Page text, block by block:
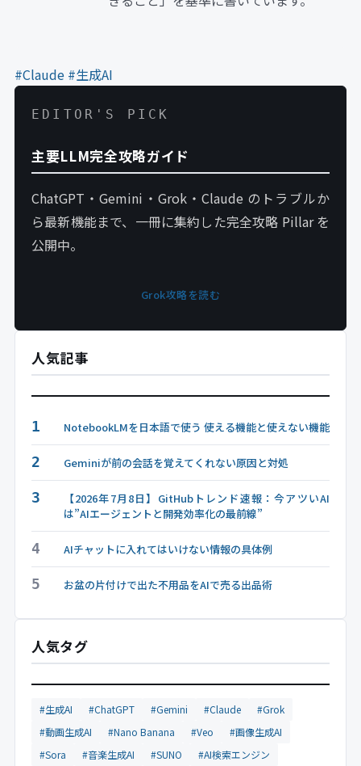
#Claude #生成AI
EDITOR'S PICK
主要LLM完全攻略ガイド
ChatGPT・Gemini・Grok・Claude のトラブルか
ら最新機能まで、一冊に集約した完全攻略 Pillar を
公開中。
Grok攻略を読む
人気記事
1 NotebookLMを日本語で使う 使える機能と使えない機能
2 Geminiが前の会話を覚えてくれない原因と対処
3
【2026年7月8日】GitHubトレンド速報：今アツいAI
は”AIエージェントと開発効率化の最前線”
4 AIチャットに入れてはいけない情報の具体例
5 お盆の片付けで出た不用品をAIで売る出品術
人気タグ
#生成AI #ChatGPT #Gemini #Claude
#Grok
#動画生成AI
#Nano Banana #Veo
#画像生成AI
#Sora
#音楽生成AI #SUNO
#AI検索エンジン